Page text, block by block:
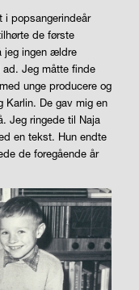
i popsangerindeår
de første
jeg ingen ældre
Jeg måtte finde
unge producere og
Karlin. De gav mig en
Jeg ringede til Naja
en tekst. Hun endte
de foregående år